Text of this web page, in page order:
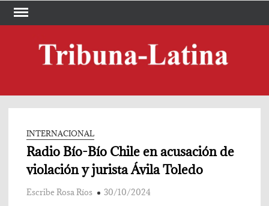
Skip
INTERNACIONAL
Radio Bío-Bío Chile en acusación de
violación y jurista Ávila Toledo
Escribe Rosa Ríos 30/10/2024